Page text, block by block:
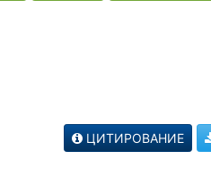
ЦИТИРОВАНИЕ